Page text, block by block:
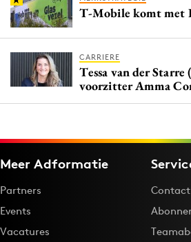
T-Mobile komt met
CARRIERE
Tessa van der
voorzitter Amma
Meer Adformatie
Partners
Events
Vacatures
Contact